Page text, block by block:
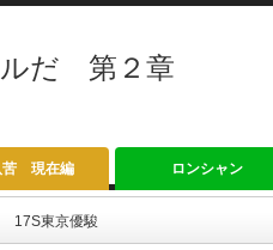
ルだ 第２章
苦 現在編 ロンシャン
17S東京優駿